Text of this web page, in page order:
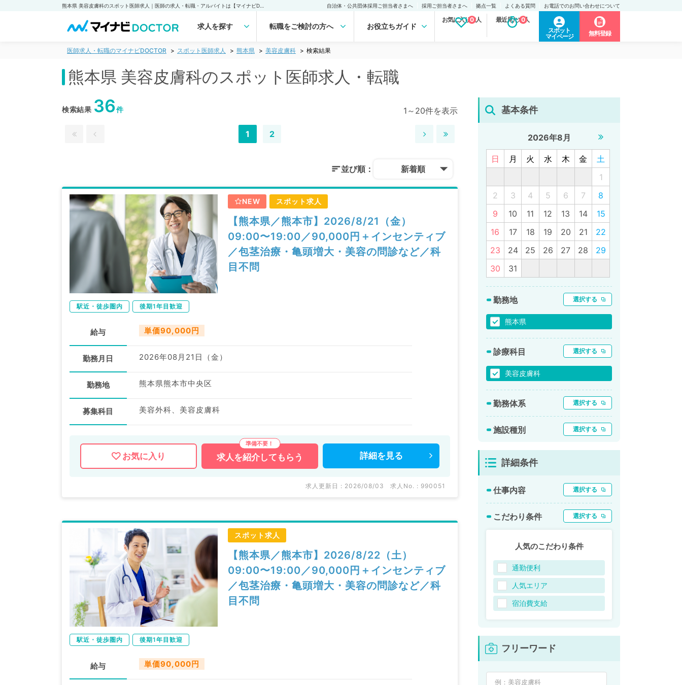
自治体・公共団体採用ご担当者さまへ 採用ご担当者さまへ 拠点一覧 よくある質問 お電話でのお問い合わせについて
求人を探す 転職をご検討の方へ お役立ちガイド
お気に入り求人
0 最近見た求人
0
スポット
マイページ
無料登録
医師求人・転職のマイナビDOCTOR スポット医師求人 熊本県 美容皮膚科 検索結果
熊本県 美容皮膚科のスポット医師求人・転職
検索結果 36件 1～20件を表示
1 2
並び順： 新着順
NEW スポット求人
【熊本県／熊本市】2026/8/21（金）
09:00〜19:00／90,000円＋インセンティブ
／包茎治療・亀頭増大・美容の問診など／科
目不問
駅近・徒歩圏内 後期1年目歓迎
給与 単価90,000円
勤務月日 2026年08月21日（金）
勤務地 熊本県熊本市中央区
募集科目 美容外科、美容皮膚科
お気に入り 求人を紹介してもらう 詳細を 見る
求人更新日 : 2026/08/03 求人No. : 990051
スポット求人
【熊本県／熊本市】2026/8/22（土）
09:00〜19:00／90,000円＋インセンティブ
／包茎治療・亀頭増大・美容の問診など／科
目不問
駅近・徒歩圏内 後期1年目歓迎
給与 単価90,000円
基本条件
2026年8月
日 月 火 水 木 金
土
1
2
3 4 5 6 7
8
9
10 11 12 13 14
15
16
17 18 19 20 21
22
23
24 25 26 27 28
29
30
31
勤務地 選択する
熊本県
診療科目 選択する
美容皮膚科
勤務体系 選択する
施設種別 選択する
詳細条件
仕事内容 選択する
こだわり条件 選択する
人気のこだわり条件
通勤便利
人気エリア
宿泊費支給
フリーワード